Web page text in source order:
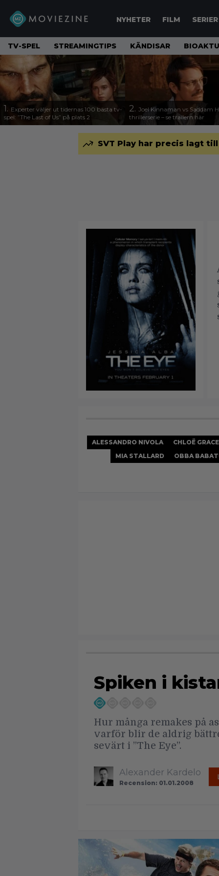
NYHETER FILM SERIER
TV-SPEL STREAMINGTIPS KÄNDISAR
1. Experter väljer ut tidernas 100 bästa tv-
spel: ”The Last of Us” på plats 2
2. Joel Kinnaman vs Saddam
thrillerserie – se trailern här
SVT Play har precis lagt
ALESSANDRO NIVOLA CHLOË
MIA STALLARD
OBBA
Spiken i
Hur många remakes på
varför blir de aldrig
sevärt i ”The Eye”.
Alexander Kardelo
Recension: 01.01.2008